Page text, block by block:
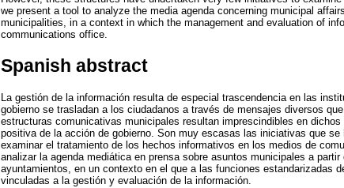
we present a tool to analyze the media agenda concerning municipal
municipalities, in a context in which the management and evaluation of
communications office.
Spanish abstract
La gestión de la información resulta de especial trascendencia en las
gobierno se trasladan a los ciudadanos a través de mensajes diversos
estructuras comunicativas municipales resultan imprescindibles en
positiva de la acción de gobierno. Son muy escasas las iniciativas que
examinar el tratamiento de los hechos informativos en los medios de
analizar la agenda mediática en prensa sobre asuntos municipales a
ayuntamientos, en un contexto en el que a las funciones estandarizadas
vinculadas a la gestión y evaluación de la información.